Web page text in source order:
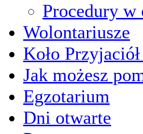
Procedury w
Wolontariusze
Koło
Jak możesz
Egzotarium
Dni otwarte